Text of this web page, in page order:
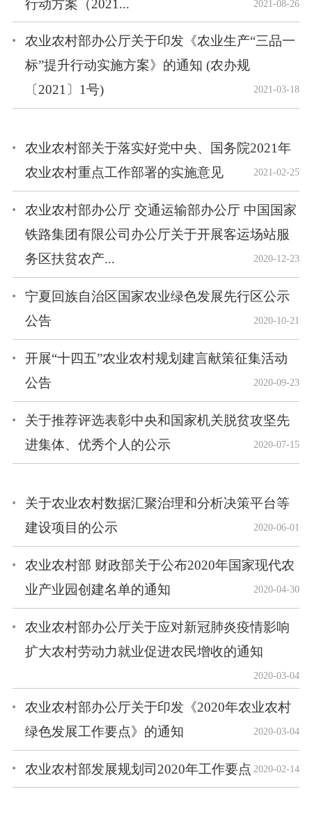
行动方案（2021...
2021-08-26
农业农村部办公厅关于印发《农业生产“三品一
标”提升行动实施方案》的通知 (农办规
〔2021〕1号)
2021-03-18
农业农村部关于落实好党中央、国务院2021年
农业农村重点工作部署的实施意见
2021-02-25
农业农村部办公厅 交通运输部办公厅 中国国家
铁路集团有限公司办公厅关于开展客运场站服
务区扶贫农产...
2020-12-23
宁夏回族自治区国家农业绿色发展先行区公示
公告
2020-10-21
开展“十四五”农业农村规划建言献策征集活动
公告
2020-09-23
关于推荐评选表彰中央和国家机关脱贫攻坚先
进集体、优秀个人的公示
2020-07-15
关于农业农村数据汇聚治理和分析决策平台等
建设项目的公示
2020-06-01
农业农村部 财政部关于公布2020年国家现代农
业产业园创建名单的通知
2020-04-30
农业农村部办公厅关于应对新冠肺炎疫情影响
扩大农村劳动力就业促进农民增收的通知
2020-03-04
农业农村部办公厅关于印发《2020年农业农村
绿色发展工作要点》的通知
2020-03-04
农业农村部发展规划司2020年工作要点 2020-02-14